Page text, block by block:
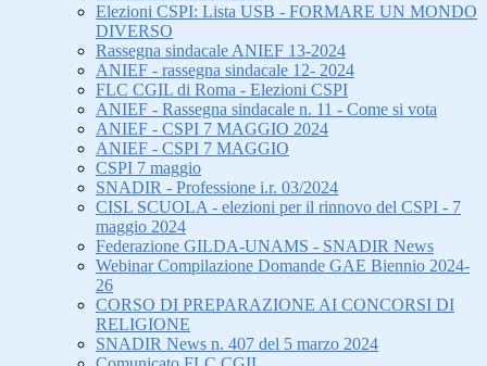
Elezioni CSPI: Lista USB - FORMARE UN MONDO
DIVERSO
Rassegna sindacale ANIEF 13-2024
ANIEF - rassegna sindacale 12- 2024
FLC CGIL di Roma - Elezioni CSPI
ANIEF - Rassegna sindacale n. 11 - Come si vota
ANIEF - CSPI 7 MAGGIO 2024
ANIEF - CSPI 7 MAGGIO
CSPI 7 maggio
SNADIR - Professione i.r. 03/2024
CISL SCUOLA - elezioni per il rinnovo del CSPI - 7
maggio 2024
Federazione GILDA-UNAMS - SNADIR News
Webinar Compilazione Domande GAE Biennio 2024-
26
CORSO DI PREPARAZIONE AI CONCORSI DI
RELIGIONE
SNADIR News n. 407 del 5 marzo 2024